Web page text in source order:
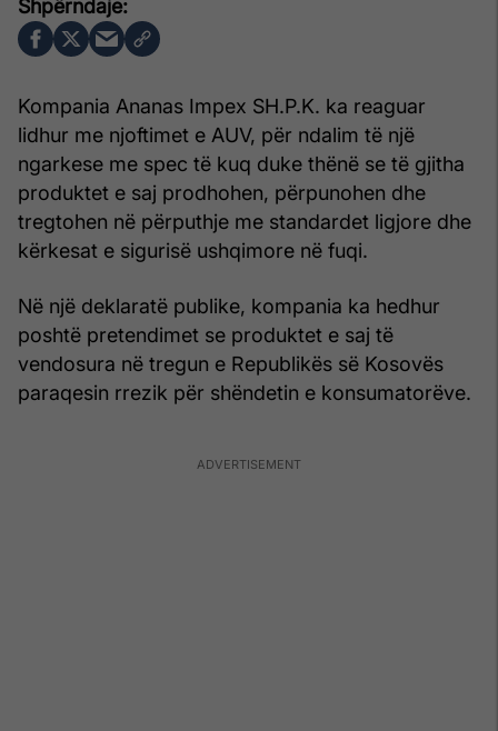
Kompania Ananas Impex SH.P.K. ka reaguar
lidhur me njoftimet e AUV, për ndalim të një
ngarkese me spec të kuq duke thënë se të gjitha
produktet e saj prodhohen, përpunohen dhe
tregtohen në përputhje me standardet ligjore dhe
kërkesat e sigurisë ushqimore në fuqi.
Në një deklaratë publike, kompania ka hedhur
poshtë pretendimet se produktet e saj të
vendosura në tregun e Republikës së Kosovës
paraqesin rrezik për shëndetin e konsumatorëve.